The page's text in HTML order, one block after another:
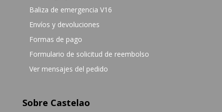
Baliza de emergencia V16
Envíos y devoluciones
Formas de pago
Formulario de solicitud de reembolso
Ver mensajes del pedido
Sobre Castelao